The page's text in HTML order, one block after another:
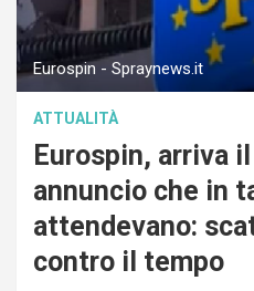
Eurospin - Spraynews.it
ATTUALITÀ
Eurospin, arriva
annuncio che in
attendevano:
contro il tempo